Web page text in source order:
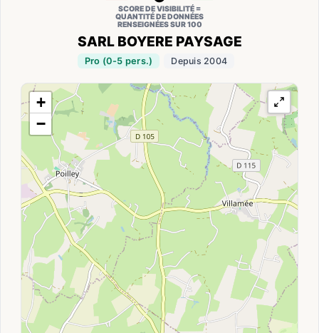
SARL BOYERE PAYSAGE
Pro (0-5 pers.) Depuis 2004
SCORE DE VISIBILITÉ =
QUANTITÉ DE DONNÉES
RENSEIGNÉES SUR 100
+
−